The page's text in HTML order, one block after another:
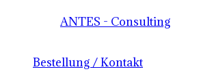
ANTES - Consulting
Bestellung / Kontakt